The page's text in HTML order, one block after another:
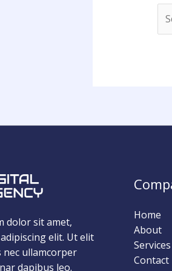
dolor sit amet,
elit. Ut elit
nec ullamcorper
dapibus leo.
Home
About
Services
Contact